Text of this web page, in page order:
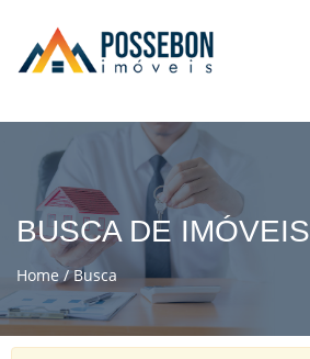
BUSCA DE IMÓVEIS
Home Busca